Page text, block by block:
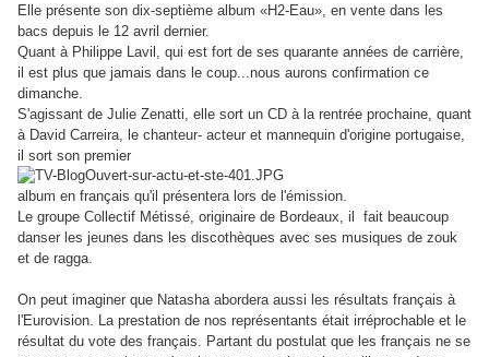
Elle présente son dix-septième album «H2-Eau», en vente dans les
bacs depuis le 12 avril dernier.
Quant à Philippe Lavil, qui est fort de ses quarante années de carrière,
il est plus que jamais dans le coup...nous aurons confirmation ce
dimanche.
S'agissant de Julie Zenatti, elle sort un CD à la rentrée prochaine, quant
à David Carreira, le chanteur- acteur et mannequin d'origine portugaise,
il sort son premier
album en français qu'il présentera lors de l'émission.
Le groupe Collectif Métissé, originaire de Bordeaux, il fait beaucoup
danser les jeunes dans les discothèques avec ses musiques de zouk
et de ragga.
On peut imaginer que Natasha abordera aussi les résultats français à
l'Eurovision. La prestation de nos représentants était irréprochable et le
résultat du vote des français. Partant du postulat que les français ne se